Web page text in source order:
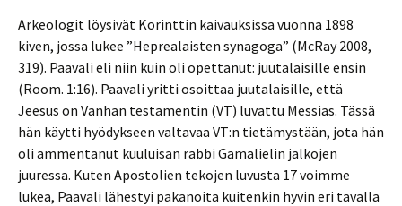
Arkeologit löysivät Korinttin kaivauksissa vuonna 1898
kiven, jossa lukee ”Heprealaisten synagoga” (McRay 2008,
319). Paavali eli niin kuin oli opettanut: juutalaisille ensin
(Room. 1:16). Paavali yritti osoittaa juutalaisille, että
Jeesus on Vanhan testamentin (VT) luvattu Messias. Tässä
hän käytti hyödykseen valtavaa VT:n tietämystään, jota hän
oli ammentanut kuuluisan rabbi Gamalielin jalkojen
juuressa. Kuten Apostolien tekojen luvusta 17 voimme
lukea, Paavali lähestyi pakanoita kuitenkin hyvin eri tavalla